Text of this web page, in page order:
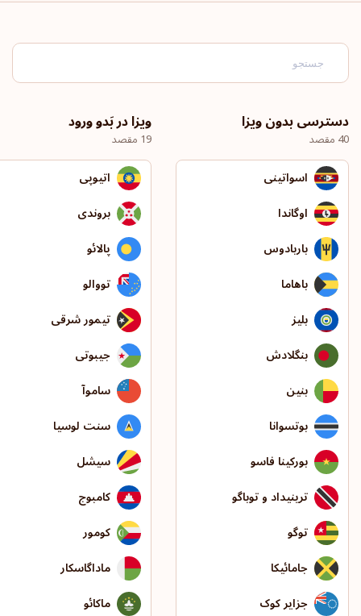
دسترسی بدون ویزا
40 مقصد
اسواتینی
اوگاندا
باربادوس
باهاما
بلیز
بنگلادش
بنین
بوتسوانا
بورکینا فاسو
ترینیداد و توباگو
توگو
جامائیکا
جزایر کوک
ویزا در بَدو ورود
19 مقصد
اتیوپی
بروندی
پالائو
تووالو
تیمور شرقی
جیبوتی
ساموآ
سنت لوسیا
سیشل
کامبوج
کومور
ماداگاسکار
ماکائو